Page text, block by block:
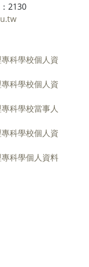
2130
科學校個人資
科學校個人資
科學校當事人
科學校個人資
科學個人資料